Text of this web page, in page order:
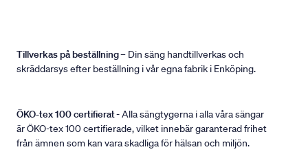
Tillverkas på beställning– Din säng handtillverkas och
skräddarsys efter beställning i vår egna fabrik i Enköping.
ÖKO-tex 100 certifierat- Alla sängtygerna i alla våra sängar
är ÖKO-tex 100 certifierade, vilket innebär garanterad frihet
från ämnen som kan vara skadliga för hälsan och miljön.